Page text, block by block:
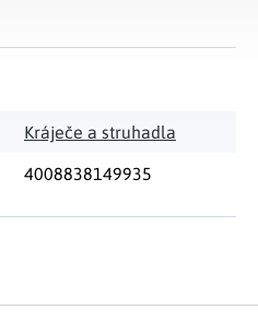
Kráječe a struhadla
4008838149935